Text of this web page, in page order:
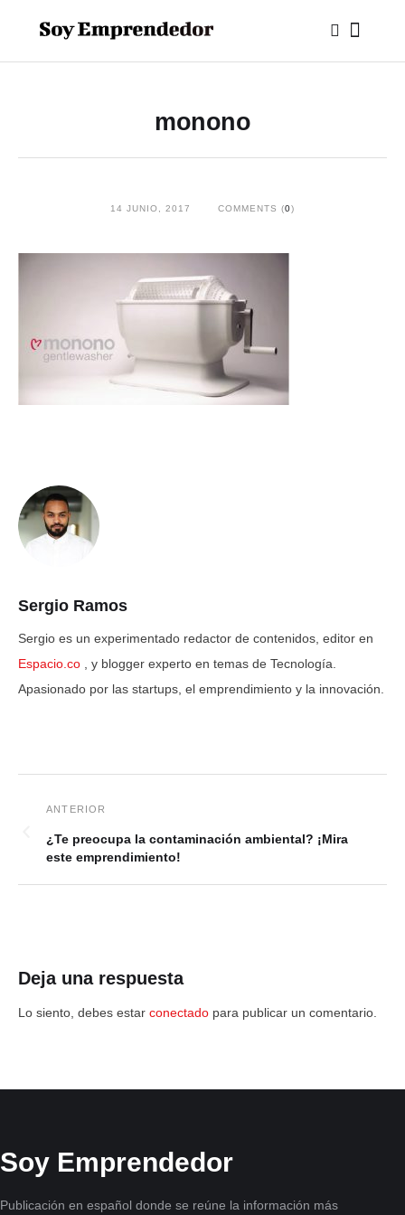
monono
14 JUNIO, 2017 COMMENTS (0)
Sergio Ramos
Sergio es un experimentado redactor de contenidos, editor en
Espacio.co
, y blogger experto en temas de Tecnología.
Apasionado por las startups, el emprendimiento y la innovación.
¿Te preocupa la contaminación ambiental? ¡Mira
este emprendimiento!
Deja una respuesta
Lo siento, debes estar conectado para publicar un comentario.
Soy Emprendedor
Publicación en español donde se reúne la información más